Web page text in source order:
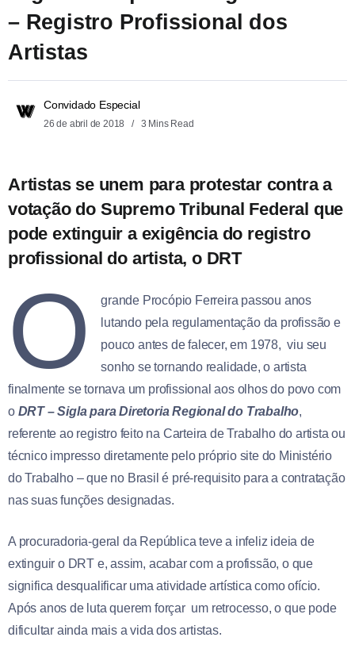
– Registro Profissional dos
Artistas
Convidado Especial
26 de abril de 2018 3 Mins Read
Artistas se unem para protestar contra a
votação do Supremo Tribunal Federal que
pode extinguir a exigência do registro
profissional do artista, o DRT
O
grande Procópio Ferreira passou anos
lutando pela regulamentação da profissão e
pouco antes de falecer, em 1978, viu seu
sonho se tornando realidade, o artista
finalmente se tornava um profissional aos olhos do povo com
o DRT – Sigla para Diretoria Regional do Trabalho,
referente ao registro feito na Carteira de Trabalho do artista ou
técnico impresso diretamente pelo próprio site do Ministério
do Trabalho – que no Brasil é pré-requisito para a contratação
nas suas funções designadas.
A procuradoria-geral da República teve a infeliz ideia de
extinguir o DRT e, assim, acabar com a profissão, o que
significa desqualificar uma atividade artística como ofício.
Após anos de luta querem forçar um retrocesso, o que pode
dificultar ainda mais a vida dos artistas.